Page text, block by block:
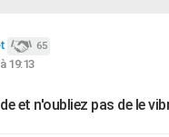
65
19:13
et n'oubliez pas de le